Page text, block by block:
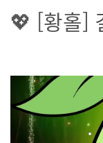
💖 [황홀]